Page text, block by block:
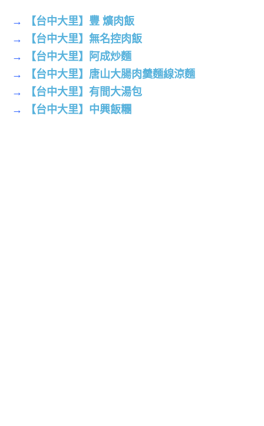
→
【台中大里】豐 爌肉飯
→
【台中大里】無名控肉飯
→
【台中大里】阿成炒麵
→
【台中大里】唐山大腸肉羹麵線涼麵
→
【台中大里】有間大湯包
→
【台中大里】中興飯糰